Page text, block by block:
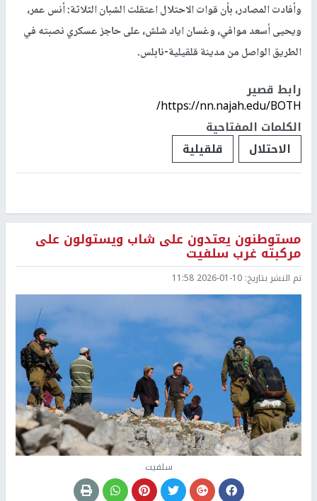
وأفادت المصادر، بأن قوات الاحتلال اعتقلت الشبان الثلاثة: أنس عمر،
ويحيى أسعد موافي، وغسان اياد شلش، على حاجز عسكري نصبته في
الطريق الواصل من مدينة قلقيلية-نابلس.
رابط قصير
https://nn.najah.edu/BOTH/
الكلمات المفتاحية
الاحتلال
قلقيلية
مستوطنون يعتدون على شاب ويستولون على
مركبته غرب سلفيت
تم النشر بتاريخ: 2026-01-10 11:58
سلفيت